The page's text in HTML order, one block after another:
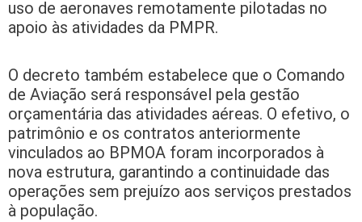
uso de aeronaves remotamente pilotadas no
apoio às atividades da PMPR.
O decreto também estabelece que o Comando
de Aviação será responsável pela gestão
orçamentária das atividades aéreas. O efetivo, o
patrimônio e os contratos anteriormente
vinculados ao BPMOA foram incorporados à
nova estrutura, garantindo a continuidade das
operações sem prejuízo aos serviços prestados
à população.